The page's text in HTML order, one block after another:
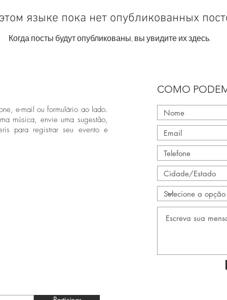
языке пока нет опубликованных
Когда посты будут опубликованы, вы увидите их здесь.
COMO
e-mail ou formulário ao lado.
música, envie uma sugestão,
para registrar seu evento e